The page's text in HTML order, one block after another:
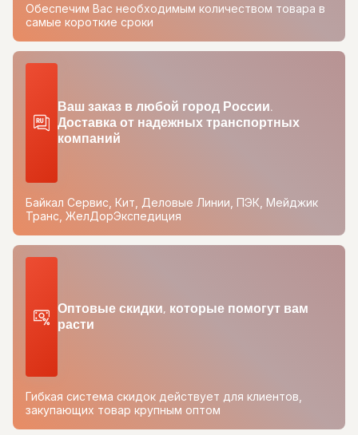
Обеспечим Вас необходимым количеством товара в
самые короткие сроки
Ваш заказ в любой город России.
Доставка от надежных транспортных
компаний
Байкал Сервис, Кит, Деловые Линии, ПЭК, Мейджик
Транс, ЖелДорЭкспедиция
Оптовые скидки, которые помогут вам
расти
Гибкая система скидок действует для клиентов,
закупающих товар крупным оптом